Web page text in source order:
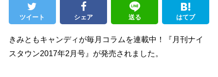
ツイート シェア 送る はてブ
きみともキャンディが毎月コラムを連載中！『月刊ナイ
スタウン2017年2月号』が発売されました。